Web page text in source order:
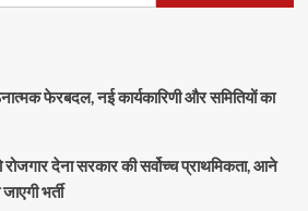
फेरबदल, नई कार्यकारिणी और समितियों का
देना सरकार की सर्वोच्च प्राथमिकता, आने
भर्ती